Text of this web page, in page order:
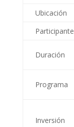
Ubicación
Duración
Programa
Inversión